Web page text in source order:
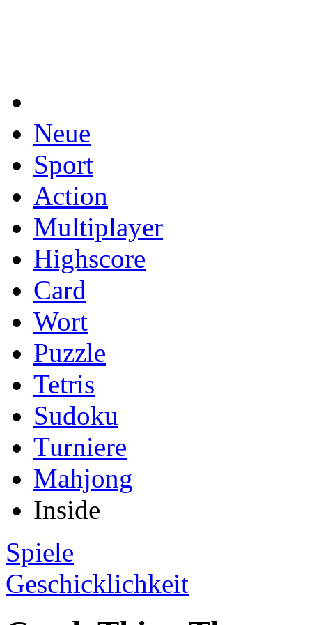
Neue
Sport
Action
Multiplayer
Highscore
Card
Wort
Puzzle
Tetris
Sudoku
Turniere
Mahjong
Inside
Spiele
Geschicklichkeit